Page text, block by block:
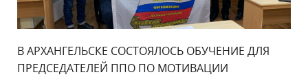
В АРХАНГЕЛЬСКЕ СОСТОЯЛОСЬ ОБУЧЕНИЕ ДЛЯ
ПРЕДСЕДАТЕЛЕЙ ППО ПО МОТИВАЦИИ